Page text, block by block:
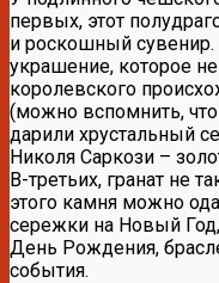
первых, этот
и роскошный
украшение, которое
королевского
(можно вспомнить,
дарили хрустальный
Николя Саркози –
В-третьих, гранат не
этого камня можно
сережки на Новый
День Рождения,
события.